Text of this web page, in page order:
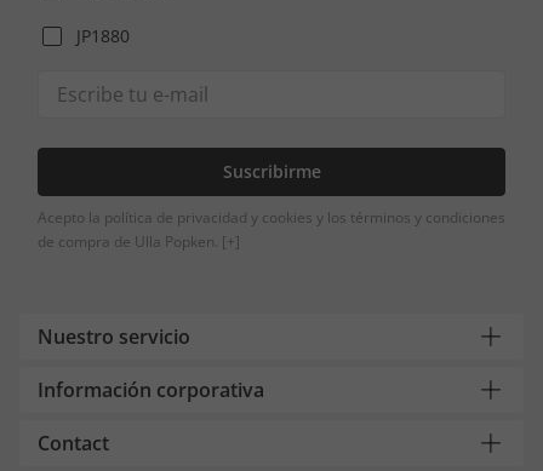
JP1880
Suscribirme
Acepto la política de privacidad y cookies y los términos y condiciones
de compra de Ulla Popken. [+]
Nuestro servicio
Información corporativa
Contact